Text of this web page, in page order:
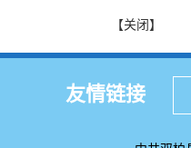
【关闭】
友情链接